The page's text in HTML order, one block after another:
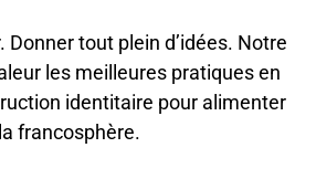
Donner tout plein d’idées. Notre
les meilleures pratiques en
identitaire pour alimenter
la francosphère.